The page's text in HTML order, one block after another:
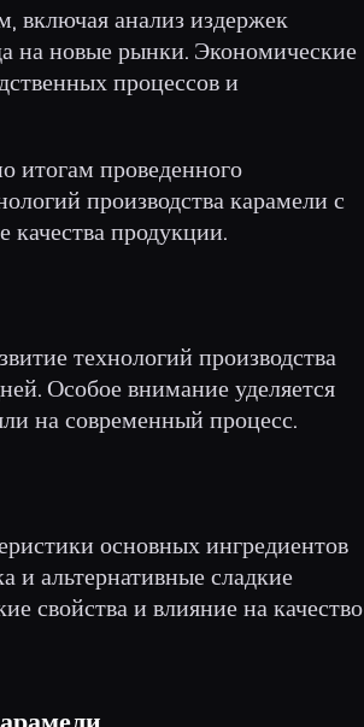
включая анализ издержек
на новые рынки. Экономические
процессов и
итогам проведенного
производства карамели с
продукции.
технологий производства
Особое внимание уделяется
на современный процесс.
основных ингредиентов
и альтернативные сладкие
свойства и влияние на качество